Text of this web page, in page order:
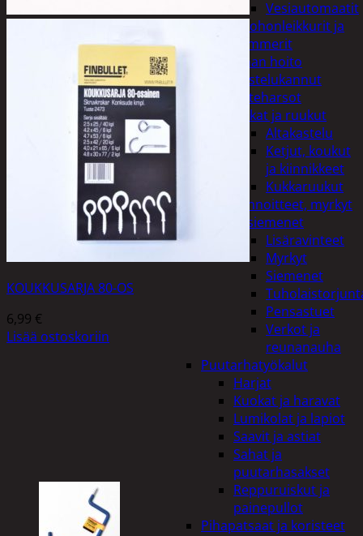
Vesiautomaatit
Ruohonleikkurit ja
trimmerit
Puutarhan hoito
Kastelukannut
Kateharsot
Kukat ja ruukut
Altakastelu
Ketjut, koukut
ja kiinnikkeet
Kukkaruukut
Lannoitteet, myrkyt
ja siemenet
Lisäravinteet
Myrkyt
Siemenet
Pensastuet
Verkot ja
reunanauha
Puutarhatyökalut
Harjat
Kuokat ja haravat
Lumikolat ja lapiot
Saavit ja astiat
Sahat ja
puutarhasakset
Reppuruiskut ja
painepullot
Pihapatsaat ja koristeet
KOUKKUSARJA 80-OS
6,99 €
Lisää ostoskoriin